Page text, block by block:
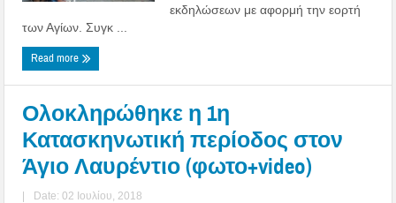
εκδηλώσεων με αφορμή την εορτή
των Αγίων. Συγκ ...
Read more
Ολοκληρώθηκε η 1η
Κατασκηνωτική περίοδος στον
Άγιο Λαυρέντιο (φωτο+video)
| Date: 02 Ιουλίου, 2018